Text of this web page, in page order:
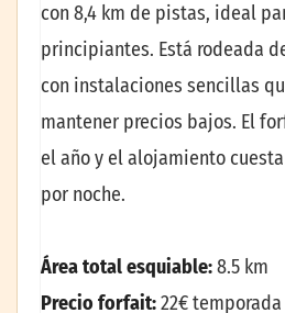
con 8,4 km de pistas, ideal
principiantes. Está rodeada
con instalaciones sencillas
mantener precios bajos. El
el año y el alojamiento
por noche.
Área total esquiable:8.5 km
Precio forfait:22€